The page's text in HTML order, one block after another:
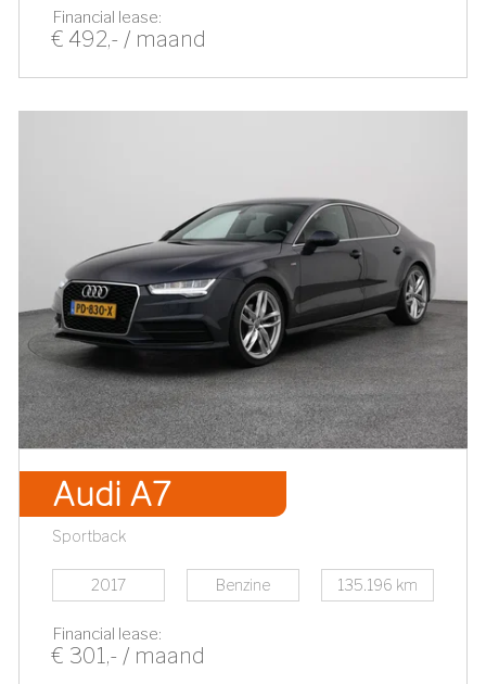
Financial lease:
€ 492,- / maand
Audi A7
Sportback
2017 Benzine 135.196 km
Financial lease:
€ 301,- / maand